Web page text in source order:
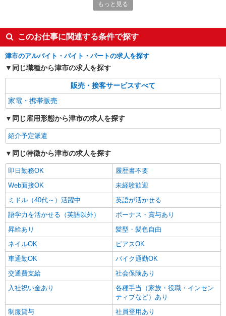
有) ゜・。○。・゜+゜・。○。・゜+゜
人気機種に詳しくなれる携帯販売【docomo】
時給1650円〜1800円（経験・能力による） ※
残業代支給 ★交通費別途支給（規定あり） ゜
+゜・。○。・゜+゜・。○。・゜+゜ 入社祝い金10
万円支給(規定有) お友達を紹介頂くと, インセンテ
ィブ支給(規定有) ★月2回払い・週払い可能（規程
有）★ ゜・。○。・゜+゜・。○。・゜+゜
三重県津市の家電量販店
キープ 詳細を見る
紹介予定派遣
残業代支給 ★交通費別途支給（規定あり） ゜
+゜・。○。・゜+゜・。○。・゜+゜ 入社祝い金10
万円支給(規定有) お友達を紹介頂くと, インセンテ
ィブ支給(規定有) ★月2回払い・週払い可能（規程
有）★ ゜・。○。・゜+゜・。○。・゜+゜
三重県津市のsoftbankショップ
キープ 詳細を見る
紹介予定派遣
株式会社シエロ
スマホ携帯販売【ドコモ】
時給1650円〜1800円（経験・能力による） ※
残業代支給 ★交通費別途支給（規定あり） ゜
+゜・。○。・゜+゜・。○。・゜+゜ 入社祝い金10
万円支給(規定有) お友達を紹介頂くと, インセンテ
ィブ支給(規定有) ★月2回払い・週払い可能（規程
有）★ ゜・。○。・゜+゜・。○。・゜+゜
三重県津市の家電量販店
キープ 詳細を見る
もっと見る
このお仕事に関連する条件で探す
津市のアルバイト・バイト・パートの求人を探す
同じ職種から津市の求人を探す
販売・接客サービスすべて
家電・携帯販売
同じ雇用形態から津市の求人を探す
紹介予定派遣
同じ特徴から津市の求人を探す
即日勤務OK
履歴書不要
Web面接OK
未経験歓迎
ミドル（40代～）活躍中
英語が活かせる
語学力を活かせる（英語以外）
ボーナス・賞与あり
昇給あり
髪型・髪色自由
ネイルOK
ピアスOK
車通勤OK
バイク通勤OK
交通費支給
社会保険あり
入社祝い金あり
各種手当（家族・役職・インセン
ティブなど）あり
制服貸与
社員登用あり